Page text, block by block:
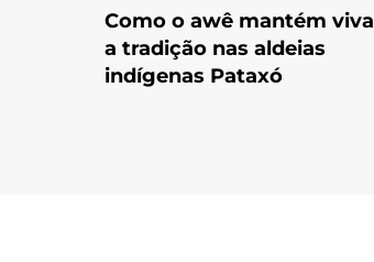
Como o awê mantém viva
a tradição nas aldeias
indígenas Pataxó